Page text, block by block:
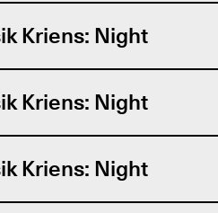
Kriens: Night
Kriens: Night
Kriens: Night